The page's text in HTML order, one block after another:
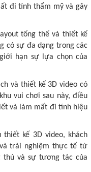
đi tính thẩm mỹ và gây
tổng thể và thiết kế
có sự đa dạng trong các
hạn sự lựa chọn của
và thiết kế 3D video có
vui chơi sau này, điều
và làm mất đi tính hiệu
kế 3D video, khách
trải nghiệm thực tế từ
và sự tương tác của